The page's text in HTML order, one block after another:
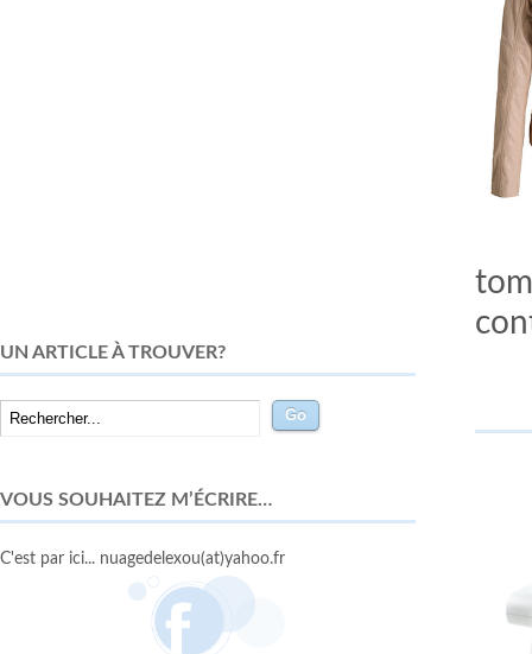
UN ARTICLE À TROUVER?
VOUS SOUHAITEZ M’ÉCRIRE…
C'est par ici... nuagedelexou(at)yahoo.fr